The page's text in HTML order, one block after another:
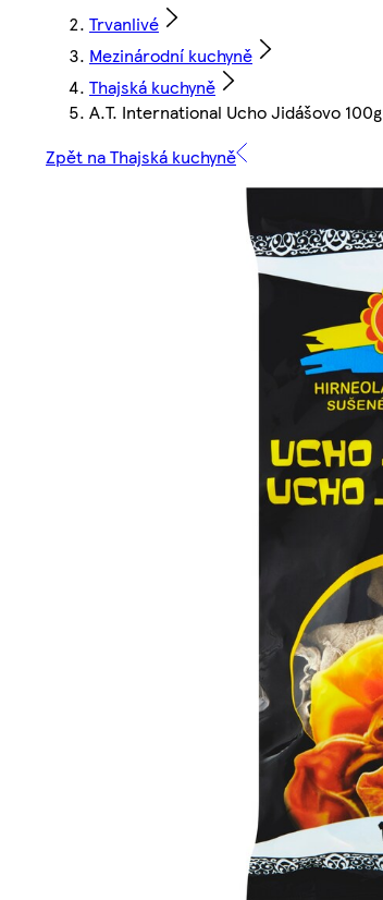
Trvanlivé
Mezinárodní kuchyně
Thajská kuchyně
A.T. International Ucho Jidášovo 100g
Zpět na Thajská kuchyně